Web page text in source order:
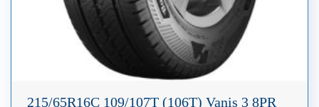
215/65R16C 109/107T (106T) Vanis 3 8PR